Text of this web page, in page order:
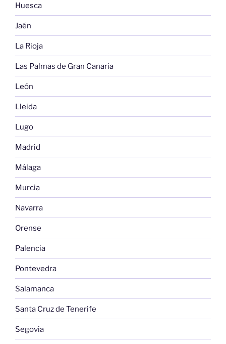
Huesca
Jaén
La Rioja
Las Palmas de Gran Canaria
León
Lleida
Lugo
Madrid
Málaga
Murcia
Navarra
Orense
Palencia
Pontevedra
Salamanca
Santa Cruz de Tenerife
Segovia